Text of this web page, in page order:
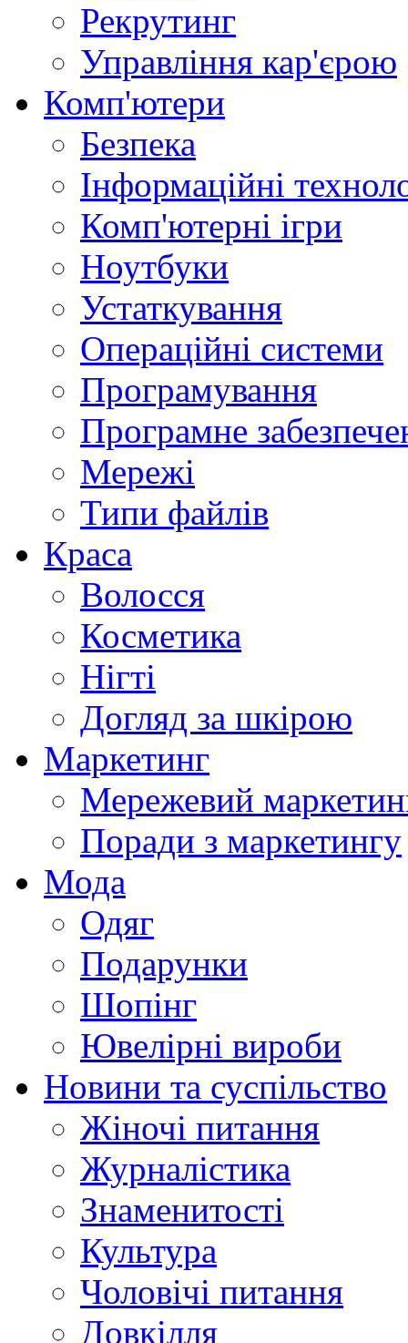
Рекрутинг
Управління кар'єрою
Комп'ютери
Безпека
Інформаційні
Комп'ютерні ігри
Ноутбуки
Устаткування
Операційні системи
Програмування
Програмне
Мережі
Типи файлів
Краса
Волосся
Косметика
Нігті
Догляд за шкірою
Маркетинг
Мережевий
Поради з маркетингу
Мода
Одяг
Подарунки
Шопінг
Ювелірні вироби
Новини та суспільство
Жіночі питання
Журналістика
Знаменитості
Культура
Чоловічі питання
Довкілля